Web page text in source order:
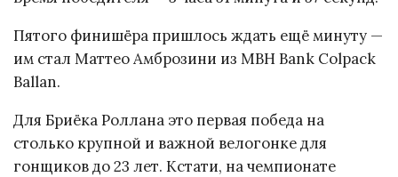
Пятого финишёра пришлось ждать ещё минуту —
им стал Маттео Амброзини из MBH Bank Colpack
Ballan.
Для Бриёка Роллана это первая победа на
столько крупной и важной велогонке для
гонщиков до 23 лет. Кстати, на чемпионате